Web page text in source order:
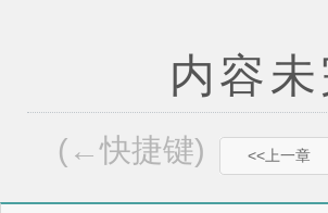
内容未完
(←快捷键) <<上一章